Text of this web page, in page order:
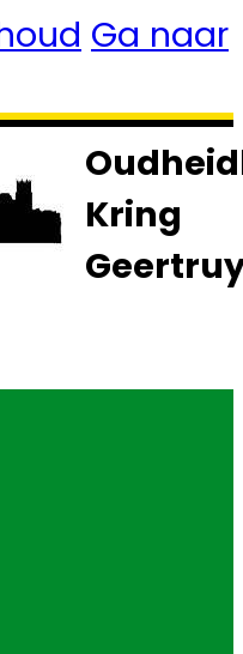
Ga naar
Kring